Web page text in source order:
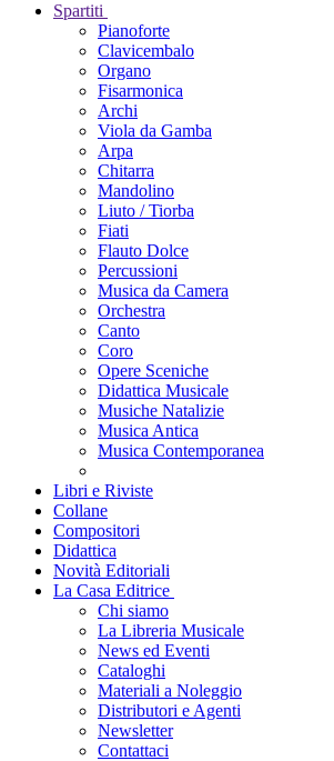
Spartiti
Pianoforte
Clavicembalo
Organo
Fisarmonica
Archi
Viola da Gamba
Arpa
Chitarra
Mandolino
Liuto / Tiorba
Fiati
Flauto Dolce
Percussioni
Musica da Camera
Orchestra
Canto
Coro
Opere Sceniche
Didattica Musicale
Musiche Natalizie
Musica Antica
Musica Contemporanea
Libri e Riviste
Collane
Compositori
Didattica
Novità Editoriali
La Casa Editrice
Chi siamo
La Libreria Musicale
News ed Eventi
Cataloghi
Materiali a Noleggio
Distributori e Agenti
Newsletter
Contattaci